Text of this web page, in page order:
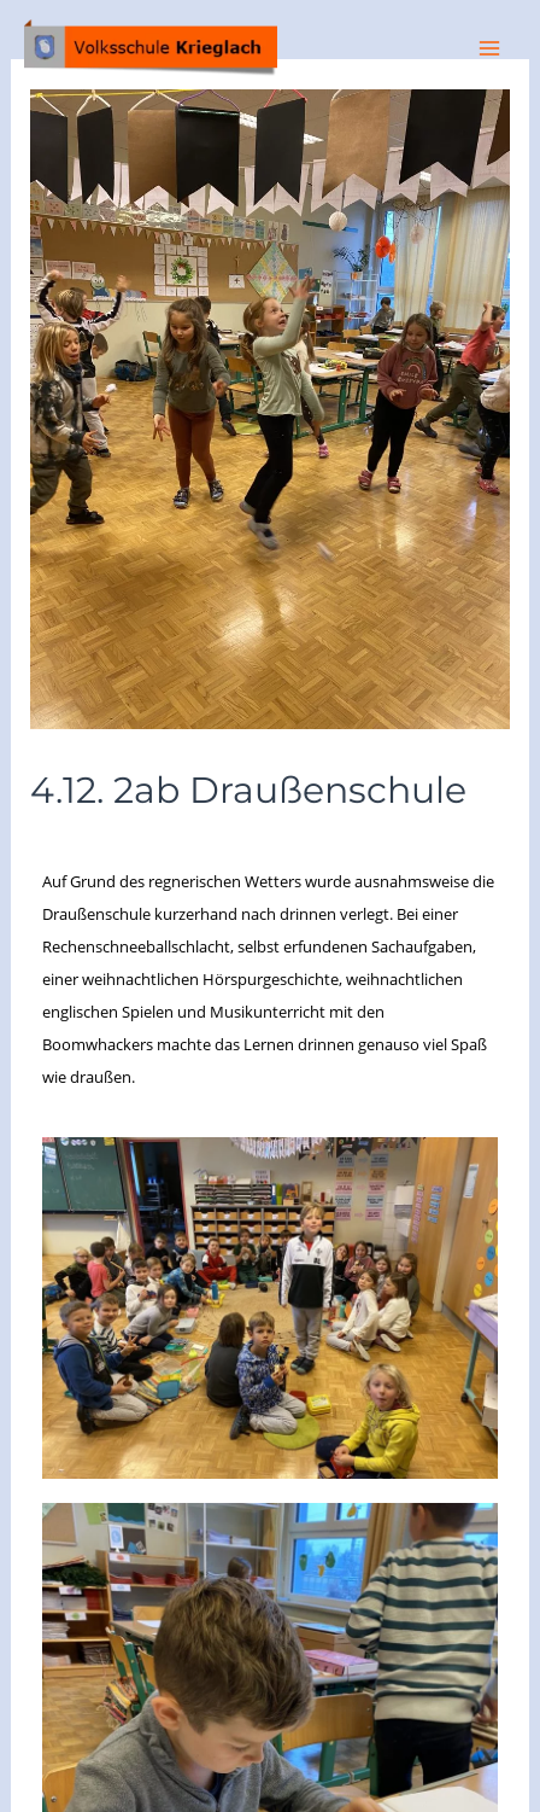
4.12. 2ab Draußenschule
Auf Grund des regnerischen Wetters wurde ausnahmsweise die
Draußenschule kurzerhand nach drinnen verlegt. Bei einer
Rechenschneeballschlacht, selbst erfundenen Sachaufgaben,
einer weihnachtlichen Hörspurgeschichte, weihnachtlichen
englischen Spielen und Musikunterricht mit den
Boomwhackers machte das Lernen drinnen genauso viel Spaß
wie draußen.